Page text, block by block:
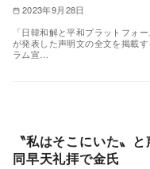
2023年9月28日
「日韓和解と平和プラットフォ
が発表した声明文の全文を掲載
ラム宣…
〝私はそこにいた〟
同早天礼拝で金氏